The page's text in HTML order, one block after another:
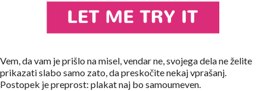
Vem, da vam je prišlo na misel, vendar ne, svojega dela ne želite
prikazati slabo samo zato, da preskočite nekaj vprašanj.
Postopek je preprost: plakat naj bo samoumeven.